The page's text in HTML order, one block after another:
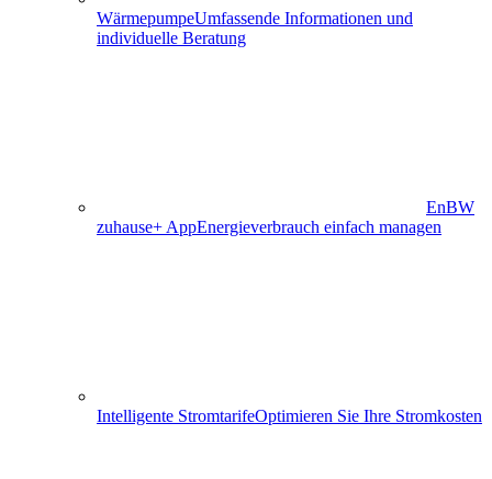
WärmepumpeUmfassende Informationen und
individuelle Beratung
EnBW
zuhause+ AppEnergieverbrauch einfach managen
Intelligente StromtarifeOptimieren Sie Ihre Stromkosten